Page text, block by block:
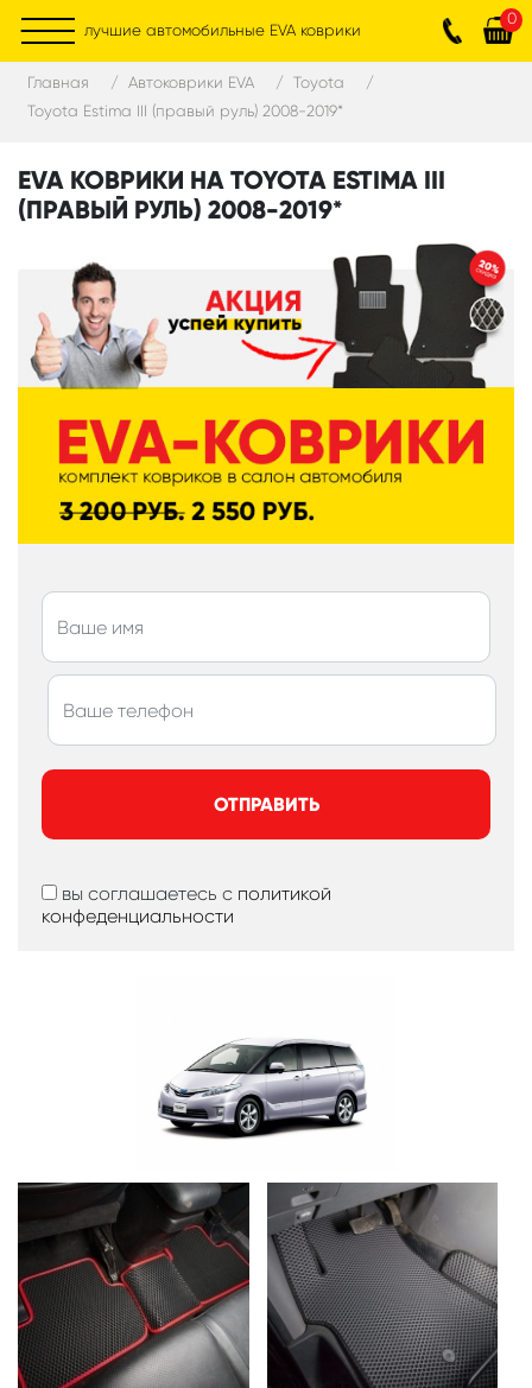
лучшие автомобильные EVA коврики
0
Главная Автоковрики EVA
Toyota
Toyota Estima III (правый руль) 2008-2019*
EVA КОВРИКИ НА TOYOTA ESTIMA III
(ПРАВЫЙ РУЛЬ) 2008-2019*
ОТПРАВИТЬ
вы соглашаетесь с политикой
конфеденциальности